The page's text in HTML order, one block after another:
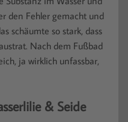
den Fehler gemacht und
schäumte so stark, dass
Nach dem Fußbad
ja wirklich unfassbar,
& Seide